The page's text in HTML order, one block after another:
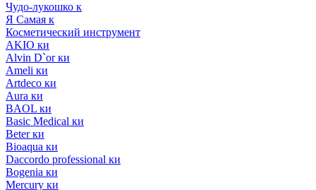
Чудо-лукошко к
Я Самая к
Косметический инструмент
AKIO ки
Alvin D`or ки
Ameli ки
Artdeco ки
Aura ки
BAOL ки
Basic Medical ки
Beter ки
Bioaqua ки
Daccordo professional ки
Bogenia ки
Mercury ки